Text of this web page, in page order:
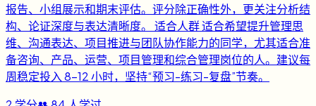
报告、小组展示和期末评估。评分除正确性外，更关注分析结
构、论证深度与表达清晰度。 适合人群 适合希望提升管理思
维、沟通表达、项目推进与团队协作能力的同学，尤其适合准
备咨询、产品、运营、项目管理和综合管理岗位的人。建议每
周稳定投入 8-12 小时，坚持“预习-练习-复盘”节奏。